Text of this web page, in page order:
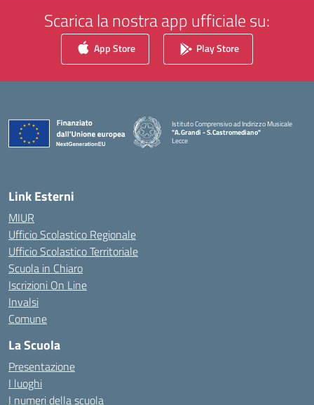
Scarica la nostra app ufficiale su:
App Store Play Store
Istituto Comprensivo ad Indirizzo Musicale
"A.Grandi - S.Castromediano"
Lecce
Link Esterni
MIUR
Ufficio Scolastico Regionale
Ufficio Scolastico Territoriale
Scuola in Chiaro
Iscrizioni On Line
Invalsi
Comune
La Scuola
Presentazione
I luoghi
I numeri della scuola